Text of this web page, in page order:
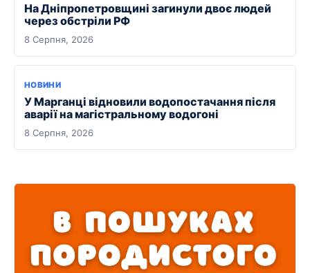
На Дніпропетровщині загинули двоє людей
через обстріли РФ
8 Серпня, 2026
НОВИНИ
У Марганці відновили водопостачання після
аварії на магістральному водогоні
8 Серпня, 2026